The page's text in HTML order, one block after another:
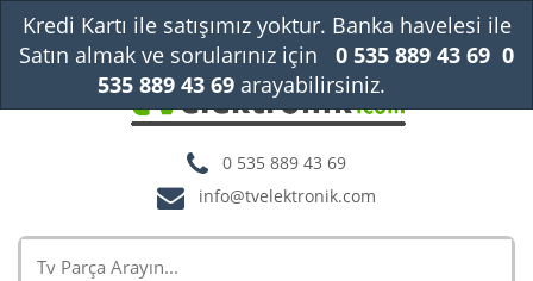
0 535 889 43 69
info@tvelektronik.com
Kredi Kartı ile satışımız yoktur. Banka havelesi ile
Satın almak ve sorularınız için
0 535 889 43 69 0
535 889 43 69arayabilirsiniz.